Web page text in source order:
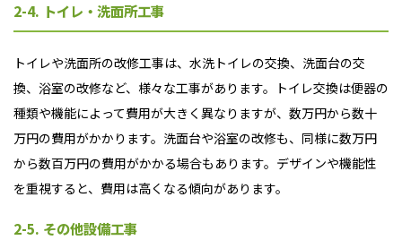
2-4. トイレ・洗面所工事
トイレや洗面所の改修工事は、水洗トイレの交換、洗面台の交
換、浴室の改修など、様々な工事があります。トイレ交換は便器の
種類や機能によって費用が大きく異なりますが、数万円から数十
万円の費用がかかります。洗面台や浴室の改修も、同様に数万円
から数百万円の費用がかかる場合もあります。デザインや機能性
を重視すると、費用は高くなる傾向があります。
2-5. その他設備工事